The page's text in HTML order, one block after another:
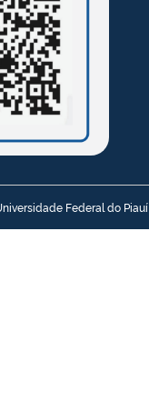
Federal do Piauí